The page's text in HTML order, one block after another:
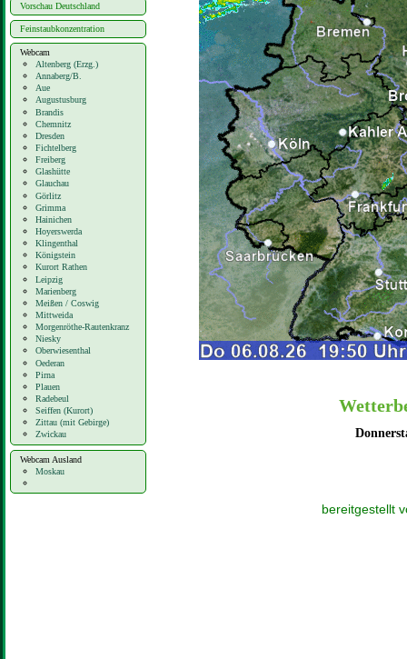
Vorschau Deutschland
Feinstaubkonzentration
Webcam
Altenberg (Erzg.)
Annaberg/B.
Aue
Augustusburg
Brandis
Chemnitz
Dresden
Fichtelberg
Freiberg
Glashütte
Glauchau
Görlitz
Grimma
Hainichen
Hoyerswerda
Klingenthal
Königstein
Kurort Rathen
Leipzig
Marienberg
Meißen / Coswig
Mittweida
Morgenröthe-Rautenkranz
Niesky
Oberwiesenthal
Oederan
Pirna
Plauen
Radebeul
Seiffen (Kurort)
Zittau (mit Gebirge)
Zwickau
Webcam Ausland
Moskau
bereitgestellt